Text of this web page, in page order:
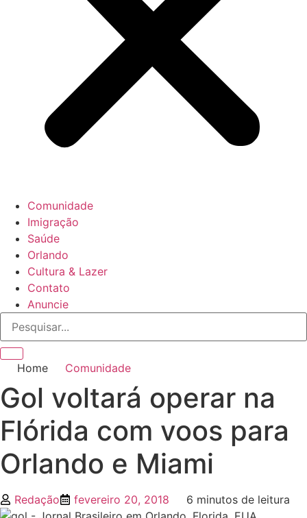
Comunidade
Imigração
Saúde
Orlando
Cultura & Lazer
Contato
Anuncie
Home Comunidade
Gol voltará operar na
Flórida com voos para
Orlando e Miami
Redação fevereiro 20, 2018 6 minutos de leitura